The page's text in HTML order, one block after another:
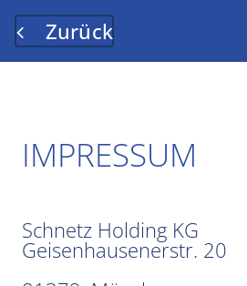
Zurück
IMPRESSUM
Schnetz Holding KG
Geisenhausenerstr. 20